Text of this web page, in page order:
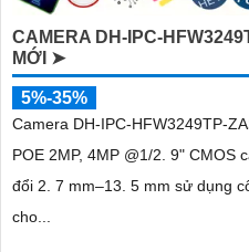
CAMERA DH-IPC-
MỚI ➤
5%-35%
Camera DH-IPC-HFW3249TP-
POE 2MP, 4MP @1/2. 9" CMOS
đổi 2. 7 mm–13. 5 mm sử dụng
cho...